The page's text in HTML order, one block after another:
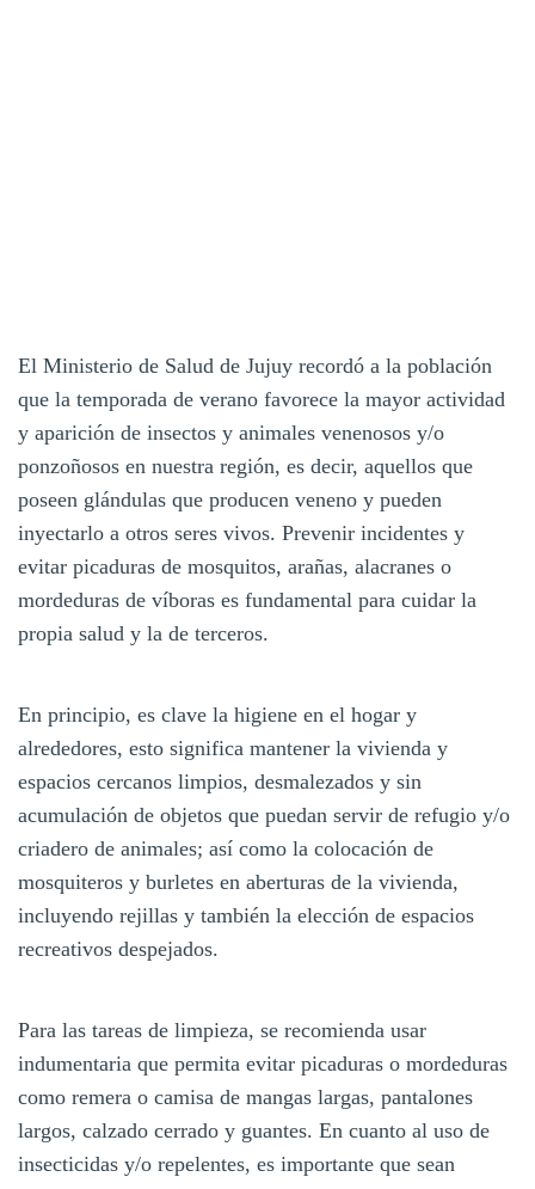
El Ministerio de Salud de Jujuy recordó a la población
que la temporada de verano favorece la mayor actividad
y aparición de insectos y animales venenosos y/o
ponzoñosos en nuestra región, es decir, aquellos que
poseen glándulas que producen veneno y pueden
inyectarlo a otros seres vivos. Prevenir incidentes y
evitar picaduras de mosquitos, arañas, alacranes o
mordeduras de víboras es fundamental para cuidar la
propia salud y la de terceros.
En principio, es clave la higiene en el hogar y
alrededores, esto significa mantener la vivienda y
espacios cercanos limpios, desmalezados y sin
acumulación de objetos que puedan servir de refugio y/o
criadero de animales; así como la colocación de
mosquiteros y burletes en aberturas de la vivienda,
incluyendo rejillas y también la elección de espacios
recreativos despejados.
Para las tareas de limpieza, se recomienda usar
indumentaria que permita evitar picaduras o mordeduras
como remera o camisa de mangas largas, pantalones
largos, calzado cerrado y guantes. En cuanto al uso de
insecticidas y/o repelentes, es importante que sean